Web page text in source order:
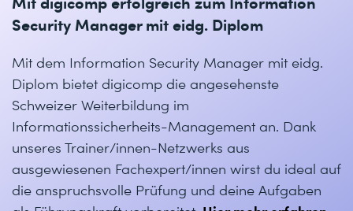
Security Manager mit eidg. Diplom
Mit dem Information Security Manager mit eidg.
Diplom bietet digicomp die angesehenste
Schweizer Weiterbildung im
Informationssicherheits-Management an. Dank
unseres Trainer/innen-Netzwerks aus
ausgewiesenen Fachexpert/innen wirst du ideal auf
die anspruchsvolle Prüfung und deine Aufgaben